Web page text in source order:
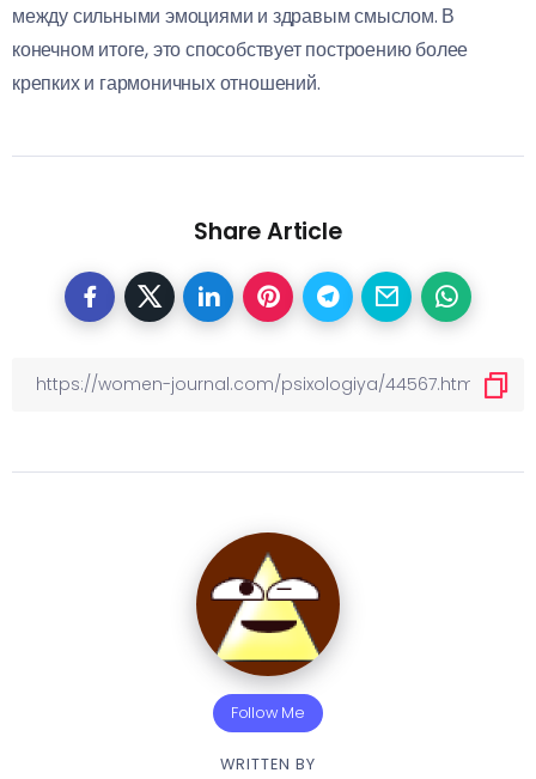
между сильными эмоциями и здравым смыслом. В
конечном итоге, это способствует построению более
крепких и гармоничных отношений.
Share Article
Follow Me
WRITTEN BY